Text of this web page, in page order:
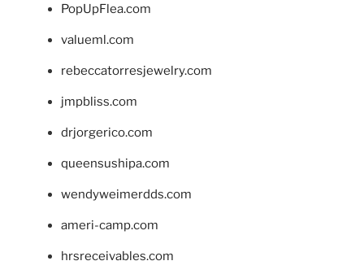
PopUpFlea.com
valueml.com
rebeccatorresjewelry.com
jmpbliss.com
drjorgerico.com
queensushipa.com
wendyweimerdds.com
ameri-camp.com
hrsreceivables.com